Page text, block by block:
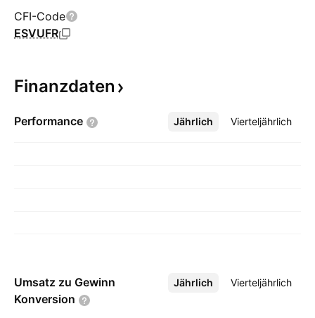
CFI-Code
ESVUFR
Finanzdaten
Performance Jährlich Vierteljährlich
Mehr
Umsatz zu Gewinn
Konversion
Jährlich Vierteljährlich
Mehr